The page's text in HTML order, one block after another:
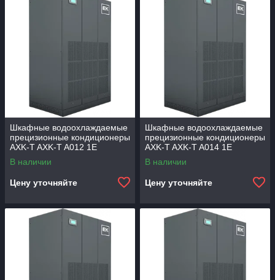
Шкафные водоохлаждаемые
прецизионные кондиционеры
AXK-T AXK-T A012 1E
В наличии
Цену уточняйте
Шкафные водоохлаждаемые
прецизионные кондиционеры
AXK-T AXK-T A014 1E
В наличии
Цену уточняйте